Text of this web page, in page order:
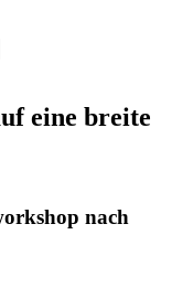
eine breite
nach